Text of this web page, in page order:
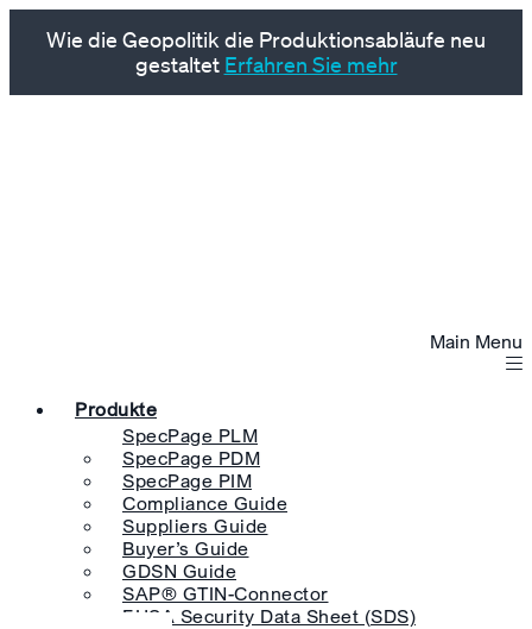
Wie die Geopolitik die Produktionsabläufe neu
gestaltet Erfahren Sie mehr
Main Menu
Produkte
SpecPage PLM
SpecPage PDM
SpecPage PIM
Compliance Guide
Suppliers Guide
Buyer’s Guide
GDSN Guide
SAP® GTIN-Connector
EHSA Security Data Sheet (SDS)